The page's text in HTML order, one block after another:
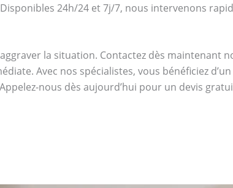
24h/24 et 7j/7, nous intervenons
la situation. Contactez dès maintenant
Avec nos spécialistes, vous bénéficiez
nous dès aujourd’hui pour un devis